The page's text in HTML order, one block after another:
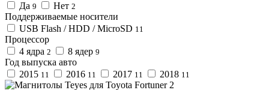
Да 9 Нет 2
Поддерживаемые носители
USB Flash / HDD / MicroSD 11
Процессор
4 ядра 2 8 ядер 9
Год выпуска авто
2015 11 2016 11 2017 11 2018 11